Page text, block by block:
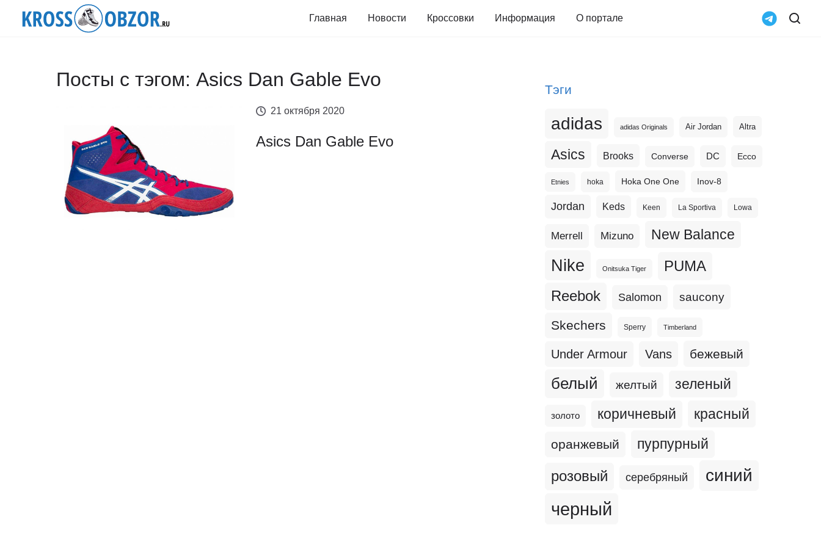
Главная Новости Кроссовки Информация О портале
Посты с тэгом: Asics Dan Gable Evo
21 октября 2020
Asics Dan Gable Evo
Тэги
adidas adidas Originals Air Jordan Altra
Asics Brooks Converse DC Ecco
Etnies hoka Hoka One One Inov-8
Jordan Keds Keen La Sportiva Lowa
Merrell Mizuno New Balance
Nike Onitsuka Tiger PUMA
Reebok Salomon saucony
Skechers Sperry Timberland
Under Armour Vans бежевый
белый желтый зеленый
золото коричневый красный
оранжевый пурпурный
розовый серебряный синий
черный